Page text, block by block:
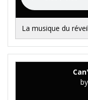
La musique du